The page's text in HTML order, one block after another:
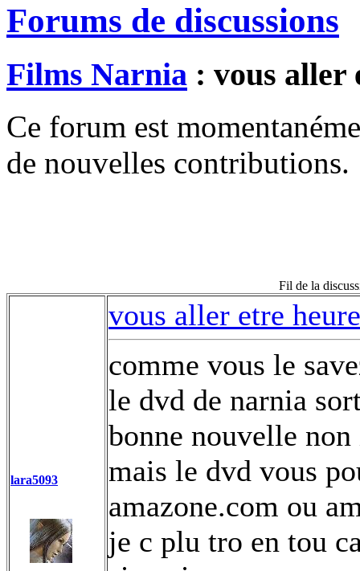
Forums de discussions
Films Narnia : vous aller
Ce forum est
de nouvelles contributions.
Fil de la
lara5093
vous aller etre
comme vous le
le dvd de narnia
bonne nouvelle
mais le dvd vous
amazone.com ou
je c plu tro en tou